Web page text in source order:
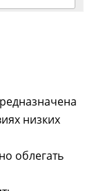
низких
облегать